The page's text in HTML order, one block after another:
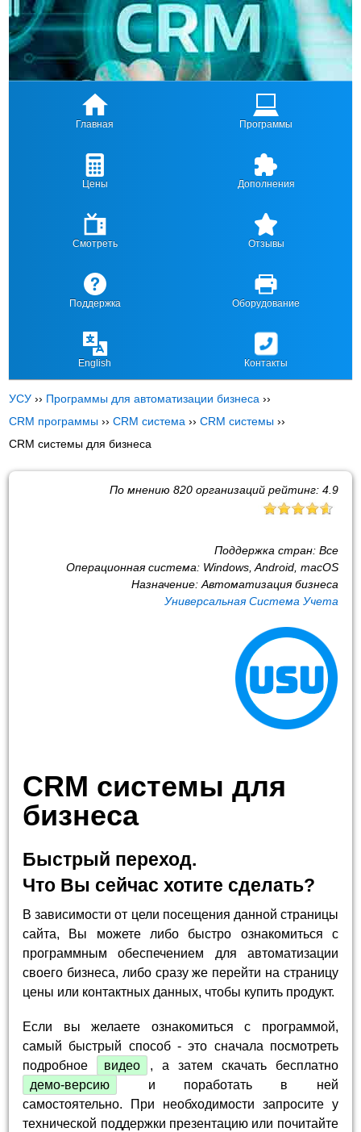
Главная Программы
Цены Дополнения
Смотреть Отзывы
Поддержка Оборудование
English Контакты
УСУ ›› Программы для автоматизации бизнеса ››
CRM программы ››CRM система ››CRM системы ››
CRM системы для бизнеса
По мнению 820организаций рейтинг: 4.9
Поддержка стран: Все
Операционная система: Windows, Android, macOS
Назначение: Автоматизация бизнеса
Универсальная Система Учета
CRM системы для
бизнеса
Быстрый переход.
Что Вы сейчас хотите сделать?
В зависимости от цели посещения данной страницы
сайта, Вы можете либо быстро ознакомиться с
программным обеспечением для автоматизации
своего бизнеса, либо сразу же перейти на страницу
цены или контактных данных, чтобы купить продукт.
Если вы желаете ознакомиться с программой,
самый быстрый способ - это сначала посмотреть
подробное
видео
, а затем скачать бесплатно
демо-версию
и поработать в ней
самостоятельно. При необходимости запросите у
технической поддержки презентацию или почитайте